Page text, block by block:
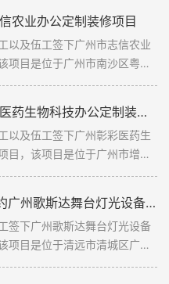
是其重点关注的地方，因
团队拿出十二分的设计实
好这个新办公室装修设计
团队使用现代科技的风格
出一个独特且实用的办公
空间。该空间层高也是足
州装修公司#
现场是钢结构搭建的二
楼层高度都有3米以上，
是非常强的，这也是设计
一个实用且有趣的办公室装
。
是其重点关注的地方，因
团队拿出十二分的设计实
好这个新办公室装修设计
团队使用现代科技的风格
出一个独特且实用的办公
空间。该空间层高也是足
州装修公司#
农业办公定制装修项目
以及伍工签下广州市志信农业
项目是位于广州市南沙区粤港
室装修设计空间。
成功签约广州彰彩医药生物科技办公定制装修项目
以及伍工签下广州彰彩医药生
目，该项目是位于广州市增城
也是有一定的了解的，客户的
际情况，再加上设计团队对于
以设计出一个引领医药行业的
杆的。
喜讯来兮~成功签约广州歌斯达舞台灯光设备办公定制装修项目
签下广州歌斯达舞台灯光设备
项目是位于清远市清城区广创